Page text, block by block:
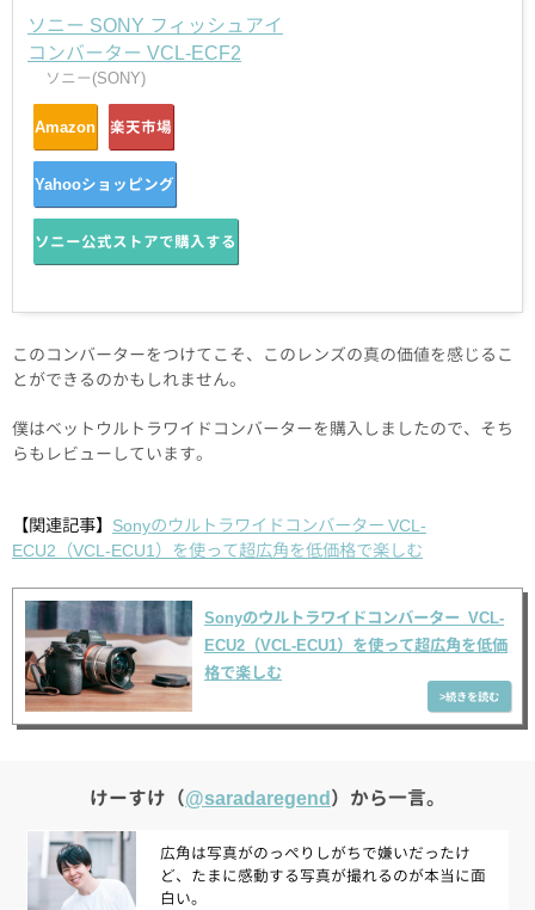
ソニー SONY フィッシュアイ
コンバーター VCL-ECF2
ソニー(SONY)
Amazon 楽天市場
Yahooショッピング
ソニー公式ストアで購入する
このコンバーターをつけてこそ、このレンズの真の価値を感じるこ
とができるのかもしれません。
僕はベットウルトラワイドコンバーターを購入しましたので、そち
らもレビューしています。
【関連記事】 Sonyのウルトラワイドコンバーター VCL-
ECU2（VCL-ECU1）を使って超広角を低価格で楽しむ
Sonyのウルトラワイドコンバーター VCL-
ECU2（VCL-ECU1）を使って超広角を低価
格で楽しむ
けーすけ（@saradaregend）から一言。
広角は写真がのっぺりしがちで嫌いだったけ
ど、たまに感動する写真が撮れるのが本当に面
白い。